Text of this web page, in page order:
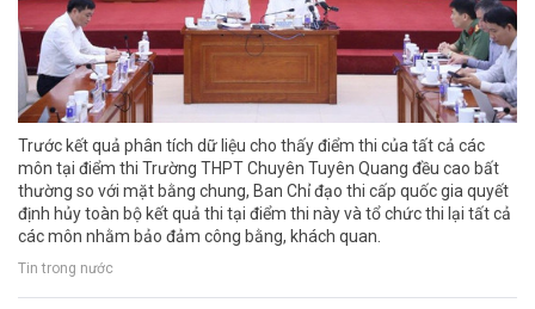
Trước kết quả phân tích dữ liệu cho thấy điểm thi của tất cả các
môn tại điểm thi Trường THPT Chuyên Tuyên Quang đều cao bất
thường so với mặt bằng chung, Ban Chỉ đạo thi cấp quốc gia quyết
định hủy toàn bộ kết quả thi tại điểm thi này và tổ chức thi lại tất cả
các môn nhằm bảo đảm công bằng, khách quan.
Tin trong nước